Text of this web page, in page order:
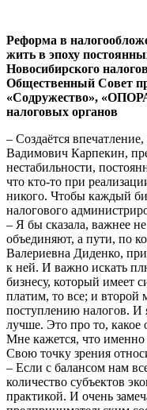
Реформа в
жить в эпоху
Новосибирского
Общественный Совет
«Содружество»,
налоговых органов
– Создаётся
Вадимович Карпекин,
нестабильности,
что кто-то при
никого. Чтобы каждый
налогового
– Я бы сказала, важнее
объединяют, а пути, по
Валериевна Диденко,
к ней. И важно искать
бизнесу, который имеет
платим, то все; и второй
поступлению налогов. И
лучше. Это про то, какое
Мне кажется, что
Свою точку зрения
– Если с балансом нам
количество субъектов
практикой. И очень